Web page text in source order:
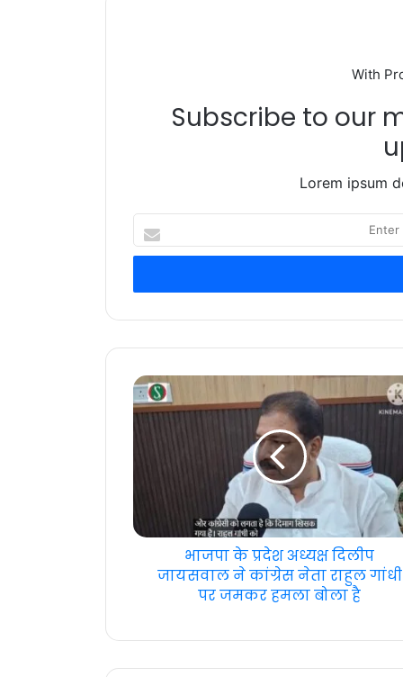
With
Subscribe to our
Lorem ipsum
your
address
भाजपा के प्रदेश अध्यक्ष दिलीप
जायसवाल ने कांग्रेस नेता राहुल गांधी
पर जमकर हमला बोला है